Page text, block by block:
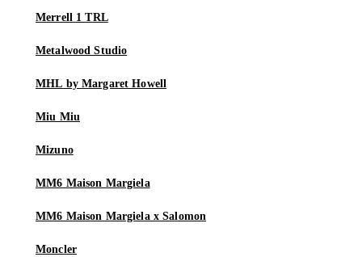
Merrell 1 TRL
Metalwood Studio
MHL by Margaret Howell
Miu Miu
Mizuno
MM6 Maison Margiela
MM6 Maison Margiela x Salomon
Moncler